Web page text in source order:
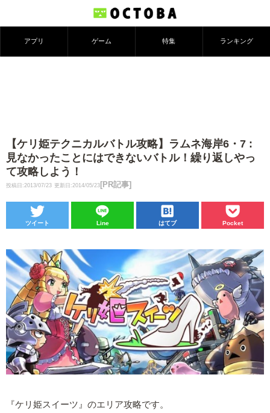
アプリ ゲーム 特集 ランキング
【ケリ姫テクニカルバトル攻略】ラムネ海岸6・7 :
見なかったことにはできないバトル！繰り返しやっ
て攻略しよう！
投稿日:2013/07/23 更新日:2014/05/23 [PR記事]
ツイート Line はてブ Pocket
『ケリ姫スイーツ』のエリア攻略です。